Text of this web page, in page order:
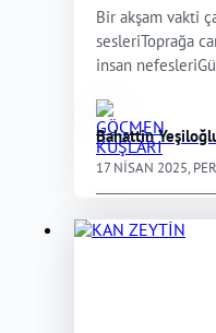
Bir akşam vakti
sesleriToprağa
insan
Bahattin
17 NISAN 2025,